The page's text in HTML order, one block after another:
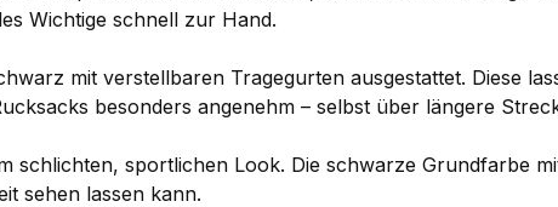
Wichtige schnell zur Hand.
mit verstellbaren Tragegurten ausgestattet. Diese
besonders angenehm – selbst über längere
schlichten, sportlichen Look. Die schwarze Grundfarbe
sehen lassen kann.